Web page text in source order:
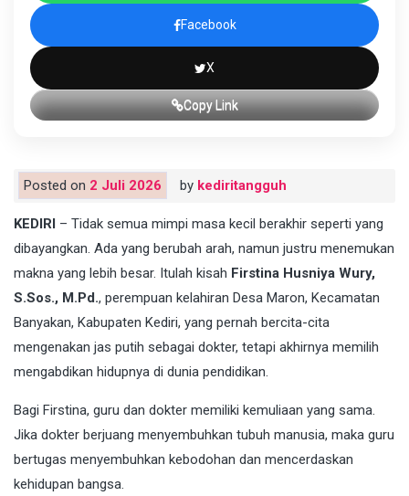
Facebook
X
Copy Link
Posted on 2 Juli 2026 by kediritangguh
KEDIRI – Tidak semua mimpi masa kecil berakhir seperti yang
dibayangkan. Ada yang berubah arah, namun justru menemukan
makna yang lebih besar. Itulah kisah Firstina Husniya Wury,
S.Sos., M.Pd., perempuan kelahiran Desa Maron, Kecamatan
Banyakan, Kabupaten Kediri, yang pernah bercita-cita
mengenakan jas putih sebagai dokter, tetapi akhirnya memilih
mengabdikan hidupnya di dunia pendidikan.
Bagi Firstina, guru dan dokter memiliki kemuliaan yang sama.
Jika dokter berjuang menyembuhkan tubuh manusia, maka guru
bertugas menyembuhkan kebodohan dan mencerdaskan
kehidupan bangsa.